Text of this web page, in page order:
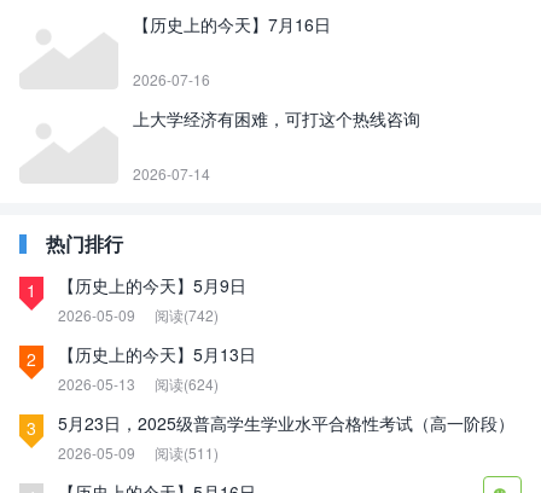
【历史上的今天】7月16日
2026-07-16
上大学经济有困难，可打这个热线咨询
2026-07-14
热门排行
1 【历史上的今天】5月9日
2026-05-09 阅读(742)
2 【历史上的今天】5月13日
2026-05-13 阅读(624)
3 5月23日，2025级普高学生学业水平合格性考试（高一阶段）
2026-05-09 阅读(511)